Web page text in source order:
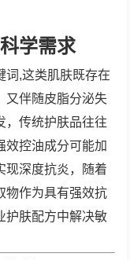
学需求
词,这类肌肤既存在
又伴随皮脂分泌失
，传统护肤品往往
控油成分可能加
现深度抗炎，随着
物作为具有强效抗
护肤配方中解决敏